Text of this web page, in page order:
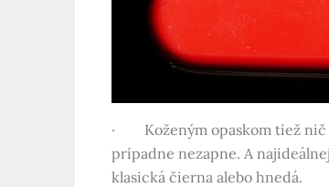
· Koženým opaskom tiež nič
prípadne nezapne. A
klasická čierna alebo hnedá.